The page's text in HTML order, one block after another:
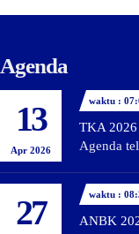
Agenda
13
Apr 2026
waktu :
TKA 2026
Agenda
27 waktu :
ANBK